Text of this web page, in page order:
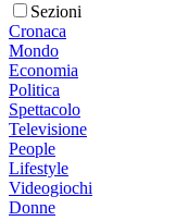
Sezioni
Cronaca
Mondo
Economia
Politica
Spettacolo
Televisione
People
Lifestyle
Videogiochi
Donne